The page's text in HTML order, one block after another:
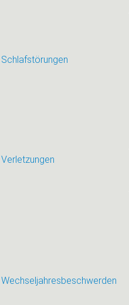
Schlafstörungen
Verletzungen
Wechseljahresbeschwerden